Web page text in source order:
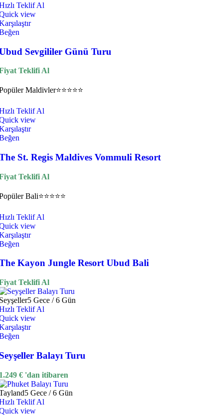
Teklif Al
view
Sevgililer Günü Turu
Teklifi Al
Maldivler⭐⭐⭐⭐⭐
Teklif Al
view
St. Regis Maldives Vommuli Resort
Teklifi Al
Bali⭐⭐⭐⭐⭐
Teklif Al
view
Kayon Jungle Resort Ubud Bali
Teklifi Al
5 Gece / 6 Gün
Teklif Al
view
Balayı Turu
€ 'dan itibaren
5 Gece / 6 Gün
Teklif Al
view